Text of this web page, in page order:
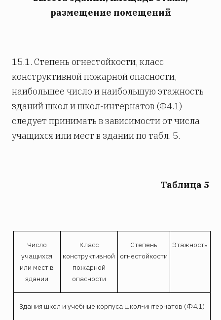
размещение помещений
15.1. Степень огнестойкости, класс
конструктивной пожарной опасности,
наибольшее число и наибольшую этажность
зданий школ и школ-интернатов (Ф4.1)
следует принимать в зависимости от числа
учащихся или мест в здании по табл. 5.
Таблица 5
Число
учащихся
или мест в
здании
Класс
конструктивной
пожарной
опасности
Степень
огнестойкости
Этажность
Здания школ и учебные корпуса школ-интернатов (Ф4.1)